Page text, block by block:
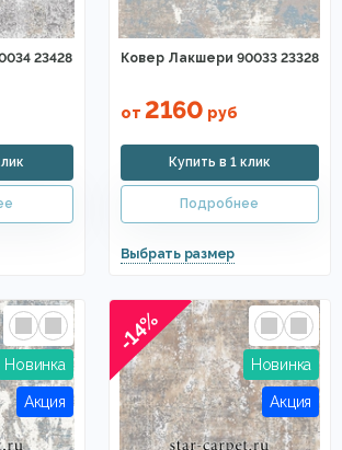
23428 Ковер Лакшери 90033 23328
от 2160 руб
-14%